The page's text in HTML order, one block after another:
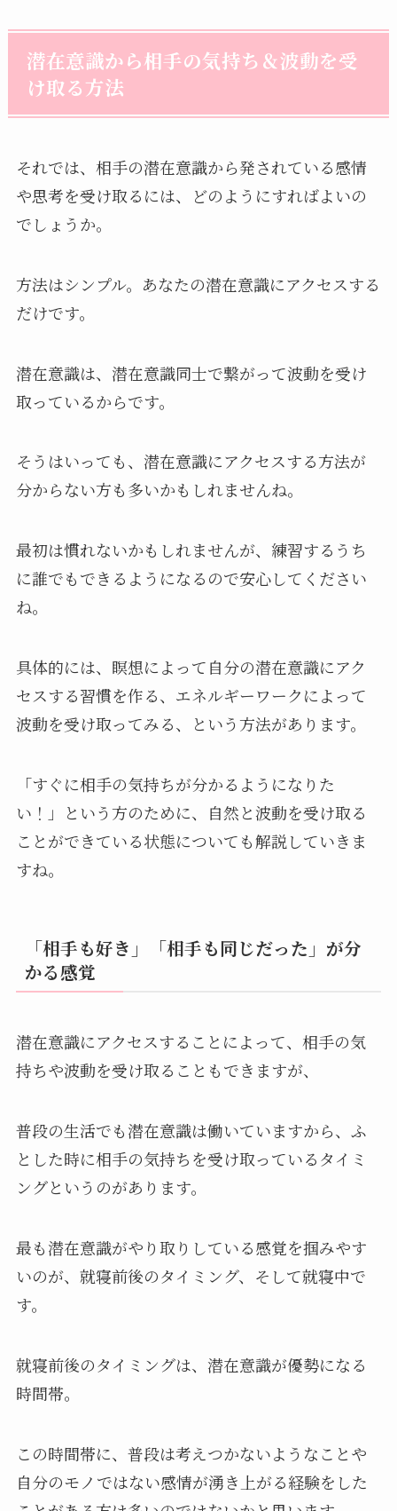
潜在意識から相手の気持ち＆波動を受
け取る方法
それでは、相手の潜在意識から発されている感情
や思考を受け取るには、どのようにすればよいの
でしょうか。
方法はシンプル。あなたの潜在意識にアクセスする
だけです。
潜在意識は、潜在意識同士で繋がって波動を受け
取っているからです。
そうはいっても、潜在意識にアクセスする方法が
分からない方も多いかもしれませんね。
最初は慣れないかもしれませんが、練習するうち
に誰でもできるようになるので安心してください
ね。
具体的には、瞑想によって自分の潜在意識にアク
セスする習慣を作る、エネルギーワークによって
波動を受け取ってみる、という方法があります。
「すぐに相手の気持ちが分かるようになりた
い！」という方のために、自然と波動を受け取る
ことができている状態についても解説していきま
すね。
「相手も好き」「相手も同じだった」が分
かる感覚
潜在意識にアクセスすることによって、相手の気
持ちや波動を受け取ることもできますが、
普段の生活でも潜在意識は働いていますから、ふ
とした時に相手の気持ちを受け取っているタイミ
ングというのがあります。
最も潜在意識がやり取りしている感覚を掴みやす
いのが、就寝前後のタイミング、そして就寝中で
す。
就寝前後のタイミングは、潜在意識が優勢になる
時間帯。
この時間帯に、普段は考えつかないようなことや
自分のモノではない感情が湧き上がる経験をした